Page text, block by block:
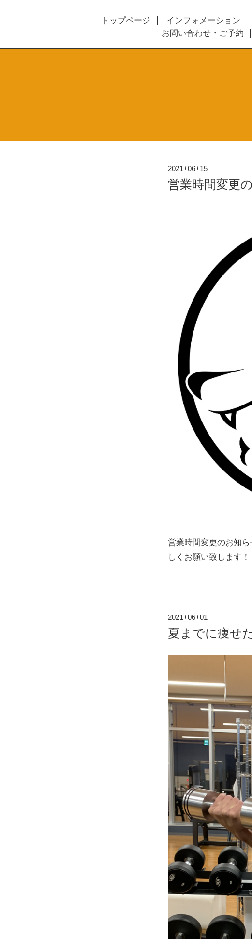
トップページ インフォメーション
お問い合わせ・ご予約
2021 /06 / 15
営業時間変更
営業時間変更のお知
しくお願い致します！
2021 /06 /01
夏までに痩せ